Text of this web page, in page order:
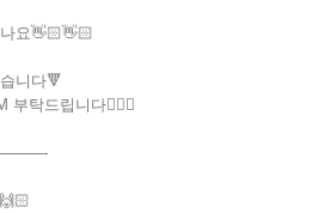
요👋🏻👋🏻
니다🔻
탁드립니다🙇🏻‍♀️